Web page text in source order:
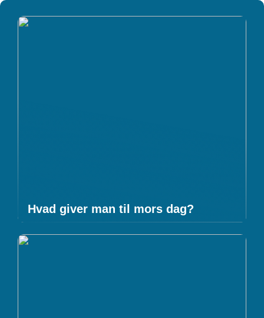
Hvad giver man til mors dag?